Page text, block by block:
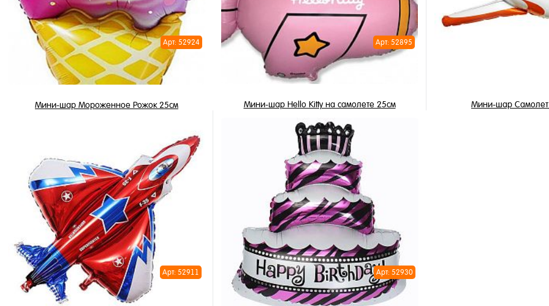
В наличии
В наличии
Под заказ
Арт: 52924
Мини-шар Мороженное Рожок 25см
В корзину
Купить в 1 клик
В избранное
В наличии
Арт: 52895
Мини-шар Hello Kitty на самолете 25см
115 ₽/ шт
В корзину
Купить в 1 клик
В избранное
В наличии
Мини-шар Самолет
Арт: 52911 Арт: 52930